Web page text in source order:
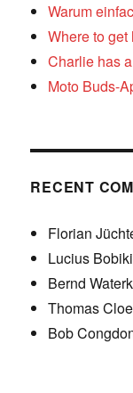
Warum
Where to get
Charlie has
Moto Buds-
RECENT
Florian
Lucius
Bernd
Thomas
Bob